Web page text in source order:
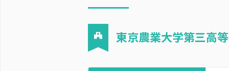
東京農業大学第三高